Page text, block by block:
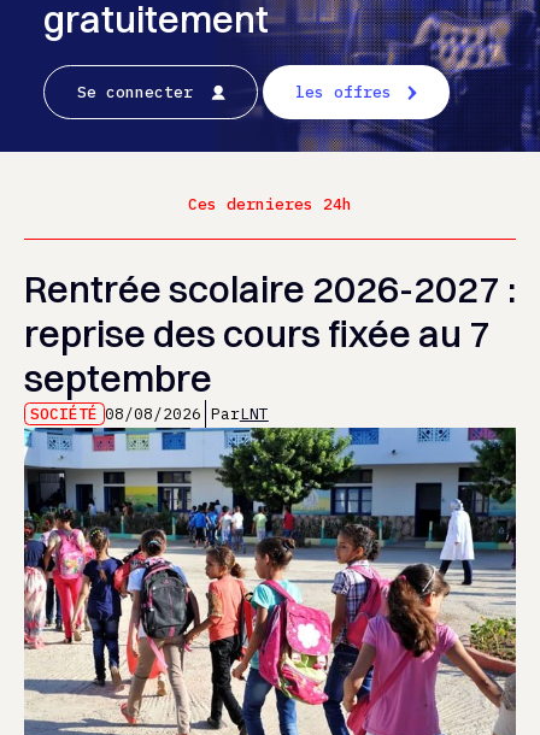
gratuitement
Se connecter les offres
Ces dernieres 24h
Rentrée scolaire 2026-2027 :
reprise des cours fixée au 7
septembre
SOCIÉTÉ 08/08/2026 ParLNT